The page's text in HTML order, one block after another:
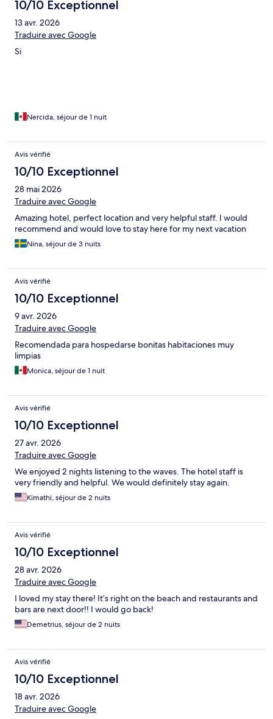
10/10 Exceptionnel
13 avr. 2026
Traduire avec Google
Si
Nercida, séjour de 1 nuit
Avis vérifié
10/10 Exceptionnel
28 mai 2026
Traduire avec Google
Amazing hotel, perfect location and very helpful staff. I would
recommend and would love to stay here for my next vacation
Nina, séjour de 3 nuits
Avis vérifié
10/10 Exceptionnel
9 avr. 2026
Traduire avec Google
Recomendada para hospedarse bonitas habitaciones muy
limpias
Monica, séjour de 1 nuit
Avis vérifié
10/10 Exceptionnel
27 avr. 2026
Traduire avec Google
We enjoyed 2 nights listening to the waves. The hotel staff is
very friendly and helpful. We would definitely stay again.
Kimathi, séjour de 2 nuits
Avis vérifié
10/10 Exceptionnel
28 avr. 2026
Traduire avec Google
I loved my stay there! It’s right on the beach and restaurants and
bars are next door!! I would go back!
Demetrius, séjour de 2 nuits
Avis vérifié
10/10 Exceptionnel
18 avr. 2026
Traduire avec Google